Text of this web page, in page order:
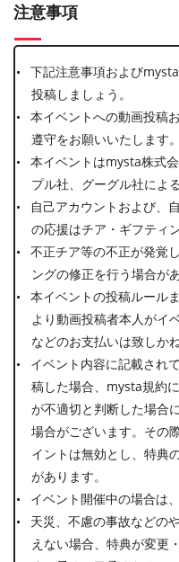
注意事項
下記注意事項および
投稿しましょう。
本イベントへの動画投稿
遵守をお願いいたします。
本イベントはmysta株式
プル社、グーグル社によ
自己アカウントおよび、
の応援はチア・ギフティ
不正チア等の不正が発覚
ングの修正を行う場合が
本イベントの投稿ルール
より動画投稿者本人がイ
などのお支払いは致しかね
イベント内容に記載され
稿した場合、mysta規約
が不適切と判断した場合
場合がございます。その
イントは無効とし、特典
があります。
イベント開催中の場合は
天災、不慮の事故などの
えない場合、特典が変更